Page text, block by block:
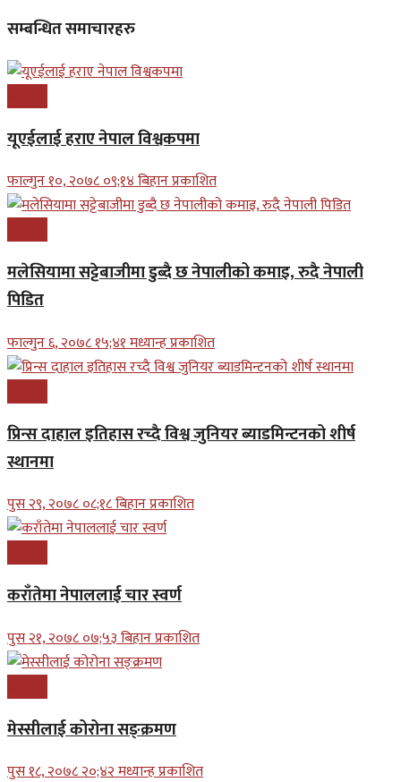
सम्बन्धित समाचारहरु
यूएईलाई हराए नेपाल विश्वकपमा
फाल्गुन १०, २०७८ ०९;१४ बिहान प्रकाशित
मलेसियामा सट्टेबाजीमा डुब्दै छ नेपालीको कमाइ, रुदै नेपाली
पिडित
फाल्गुन ६, २०७८ १५;४१ मध्यान्ह प्रकाशित
प्रिन्स दाहाल इतिहास रच्दै विश्व जुनियर ब्याडमिन्टनको शीर्ष
स्थानमा
पुस २९, २०७८ ०८;१८ बिहान प्रकाशित
कराँतेमा नेपाललाई चार स्वर्ण
पुस २१, २०७८ ०७;५३ बिहान प्रकाशित
मेस्सीलाई कोरोना सङ्क्रमण
पुस १८, २०७८ २०;४२ मध्यान्ह प्रकाशित